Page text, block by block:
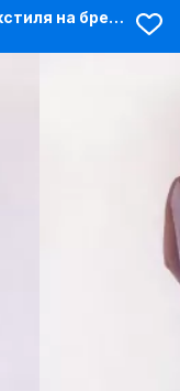
Фиолетовый летний топ из текстиля на бретелях